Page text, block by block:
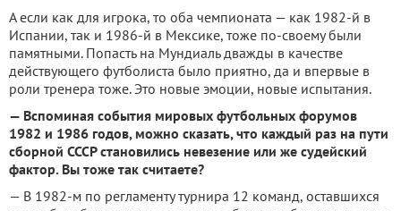
А если как для игрока, то оба чемпионата — как 1982-й в
Испании, так и 1986-й в Мексике, тоже по-своему были
памятными. Попасть на Мундиаль дважды в качестве
действующего футболиста было приятно, да и впервые в
роли тренера тоже. Это новые эмоции, новые испытания.
— Вспоминая события мировых футбольных форумов
1982 и 1986 годов, можно сказать, что каждый раз на пути
сборной СССР становились невезение или же судейский
фактор. Вы тоже так считаете?
— В 1982-м по регламенту турнира 12 команд, оставшихся